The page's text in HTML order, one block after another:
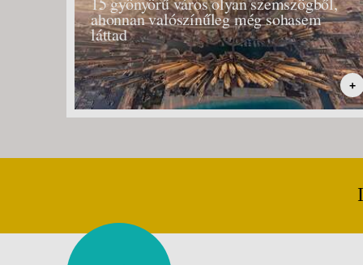
ahonnan valószínűleg még sohasem
láttad
+